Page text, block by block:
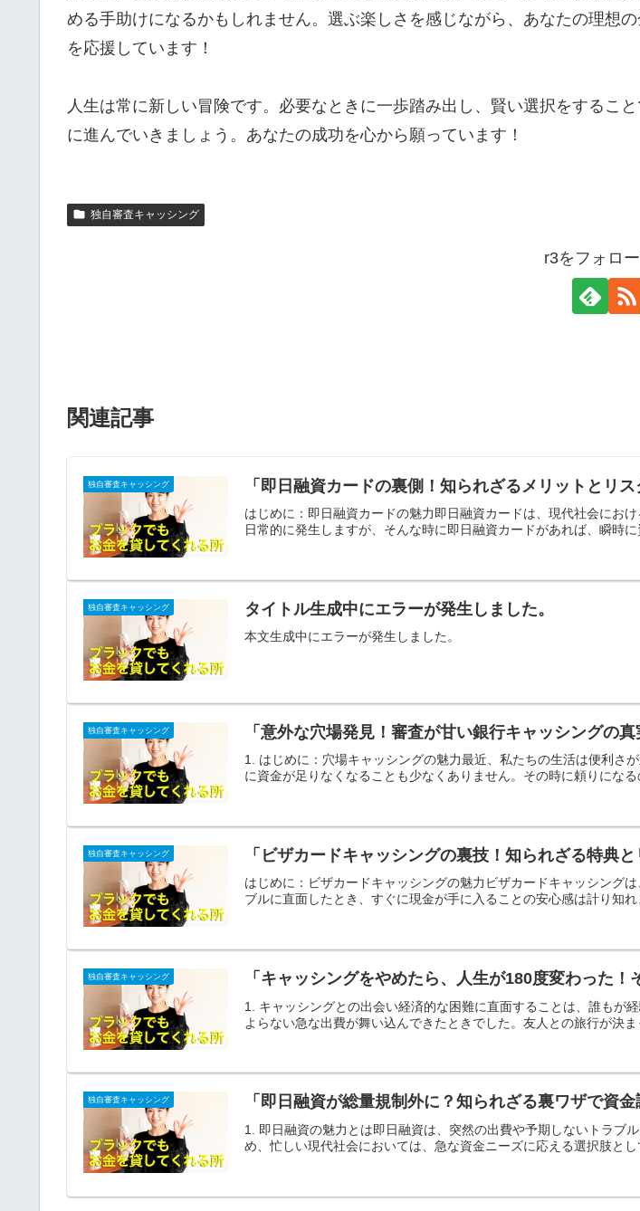
める手助けになるかもしれません。選ぶ楽しさを感じながら、あなたの理想
を応援しています！
人生は常に新しい冒険です。必要なときに一歩踏み出し、賢い選択をするこ
に進んでいきましょう。あなたの成功を心から願っています！
独自審査キャッシング
r3をフォロ
関連記事
独自審査キャッシング 「即日融資カードの裏側！知られざるメリットとリス
はじめに：即日融資カードの魅力即日融資カードは、現代社会にお
日常的に発生しますが、そんな時に即日融資カードがあれば、瞬時
独自審査キャッシング タイトル生成中にエラーが発生しました。
本文生成中にエラーが発生しました。
独自審査キャッシング 「意外な穴場発見！審査が甘い銀行キャッシングの真
1. はじめに：穴場キャッシングの魅力最近、私たちの生活は便利さ
に資金が足りなくなることも少なくありません。その時に頼りにな
独自審査キャッシング 「ビザカードキャッシングの裏技！知られざる特典と
はじめに：ビザカードキャッシングの魅力ビザカードキャッシング
ブルに直面したとき、すぐに現金が手に入ることの安心感は計り知
独自審査キャッシング 「キャッシングをやめたら、人生が180度変わった！
1. キャッシングとの出会い経済的な困難に直面することは、誰もが
よらない急な出費が舞い込んできたときでした。友人との旅行が決
独自審査キャッシング 「即日融資が総量規制外に？知られざる裏ワザで資金
1. 即日融資の魅力とは即日融資は、突然の出費や予期しないトラブ
め、忙しい現代社会においては、急な資金ニーズに応える選択肢と